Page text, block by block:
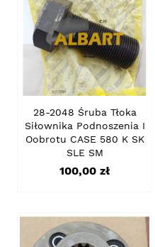
28-2048 Śruba Tłoka
Siłownika Podnoszenia I
Oobrotu CASE 580 K SK
SLE SM
Cena
100,00 zł